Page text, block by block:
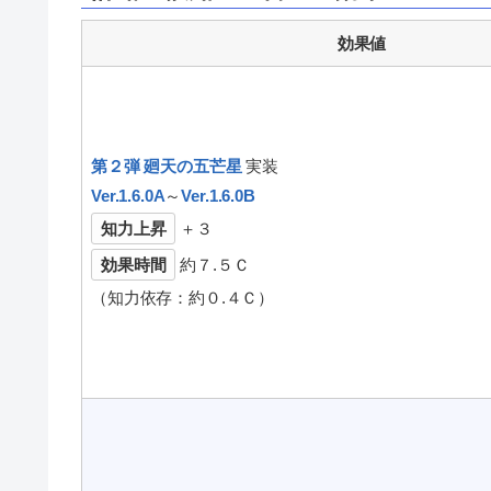
効果値
第２弾 廻天の五芒星 実装
Ver.1.6.0A～Ver.1.6.0B
知力上昇
＋３
効果時間
約７.５Ｃ
（知力依存：約０.４Ｃ）